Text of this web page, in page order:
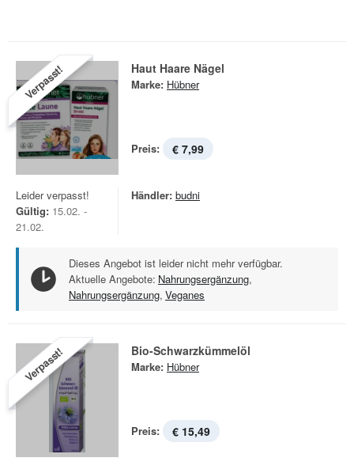
Verpasst! Haut Haare Nägel
Marke: Hübner
Preis: € 7,99
Leider verpasst!
Gültig: 15.02. -
21.02.
Händler: budni
Dieses Angebot ist leider nicht mehr verfügbar.
Aktuelle Angebote: Nahrungsergänzung,
Nahrungsergänzung, Veganes
Verpasst! Bio-Schwarzkümmelöl
Marke: Hübner
Preis: € 15,49